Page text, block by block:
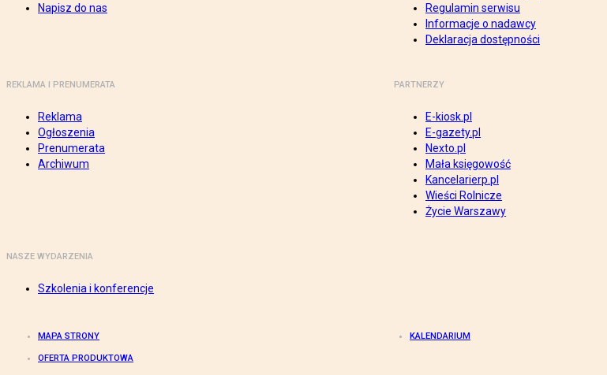
Napisz do nas
Regulamin serwisu
Informacje o nadawcy
Deklaracja dostępności
REKLAMA I PRENUMERATA
Reklama
Ogłoszenia
Prenumerata
Archiwum
PARTNERZY
E-kiosk.pl
E-gazety.pl
Nexto.pl
Mała księgowość
Kancelarierp.pl
Wieści Rolnicze
Życie Warszawy
NASZE WYDARZENIA
Szkolenia i konferencje
MAPA STRONY KALENDARIUM
OFERTA PRODUKTOWA